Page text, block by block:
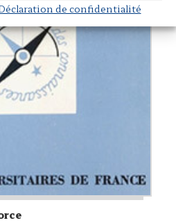
de confidentialité